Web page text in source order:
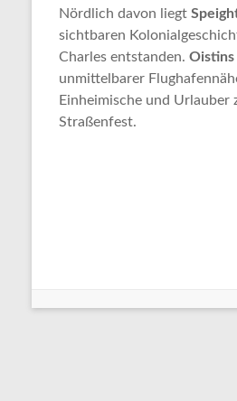
Nördlich davon liegt
sichtbaren
Charles entstanden. Oistins
unmittelbarer
Einheimische und Urlauber
Straßenfest.